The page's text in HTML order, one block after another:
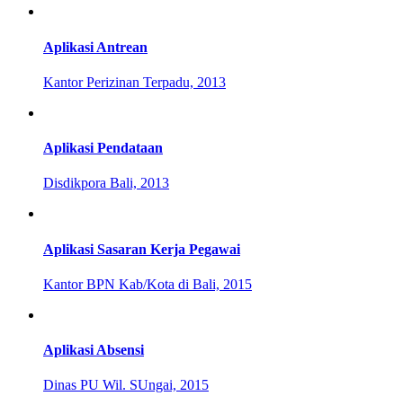
Aplikasi Antrean
Kantor Perizinan Terpadu, 2013
Aplikasi Pendataan
Disdikpora Bali, 2013
Aplikasi Sasaran Kerja Pegawai
Kantor BPN Kab/Kota di Bali, 2015
Aplikasi Absensi
Dinas PU Wil. SUngai, 2015